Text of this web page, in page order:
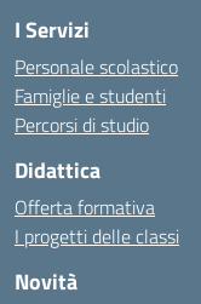
I Servizi
Personale scolastico
Famiglie e studenti
Percorsi di studio
Didattica
Offerta formativa
I progetti delle classi
Novità